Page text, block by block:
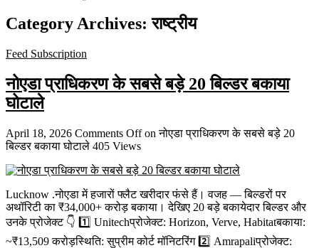
Category Archives:राष्ट्रीय
Feed Subscription
नोएडा प्राधिकरण के सबसे बड़े 20 बिल्डर बकाया
घोटाले
April 18, 2026 Comments Offon नोएडा प्राधिकरण के सबसे बड़े 20
बिल्डर बकाया घोटाले 405 Views
Lucknow .नोएडा में हजारों फ्लैट खरीदार फंसे हैं। वजह — बिल्डरों पर
अथॉरिटी का ₹34,000+ करोड़ बकाया। देखिए 20 बड़े बकायेदार बिल्डर और
उनके प्रोजेक्ट 👇 1️⃣ Unitechप्रोजेक्ट: Horizon, Verve, Habitatबकाया:
~₹13,509 करोड़स्थिति: सुप्रीम कोर्ट मॉनिटरिंग 2️⃣ Amrapaliप्रोजेक्ट: